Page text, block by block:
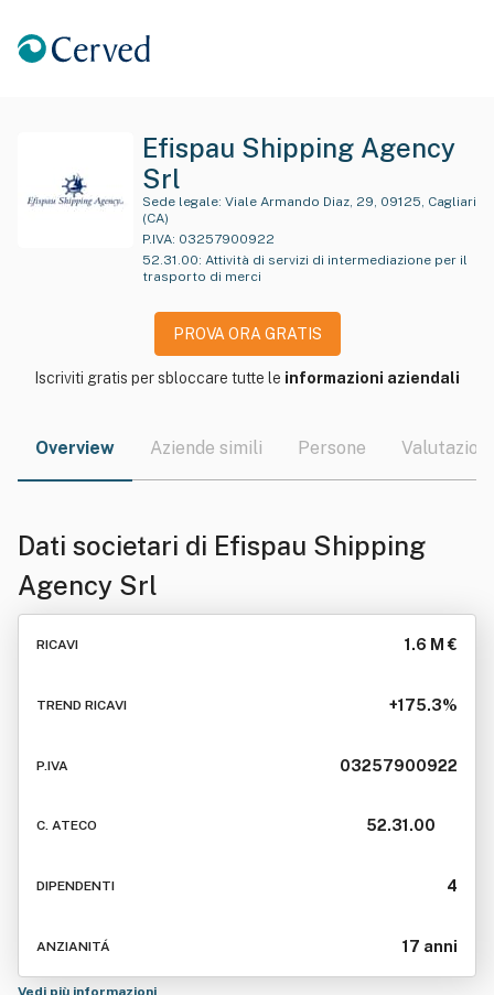
Efispau Shipping Agency
Srl
Sede legale:
(CA)
P.IVA: 03257900922
52.31.00: Attività di servizi di intermediazione per il
trasporto di merci
PROVA ORA GRATIS
Iscriviti gratis per sbloccare tutte le informazioni aziendali
Overview Aziende simili Persone Valutazioni
Dati societari di Efispau Shipping
Agency Srl
RICAVI 1.6 M €
TREND RICAVI +175.3%
P.IVA 03257900922
C. ATECO 52.31.00
DIPENDENTI 4
ANZIANITÁ 17 anni
Vedi più informazioni